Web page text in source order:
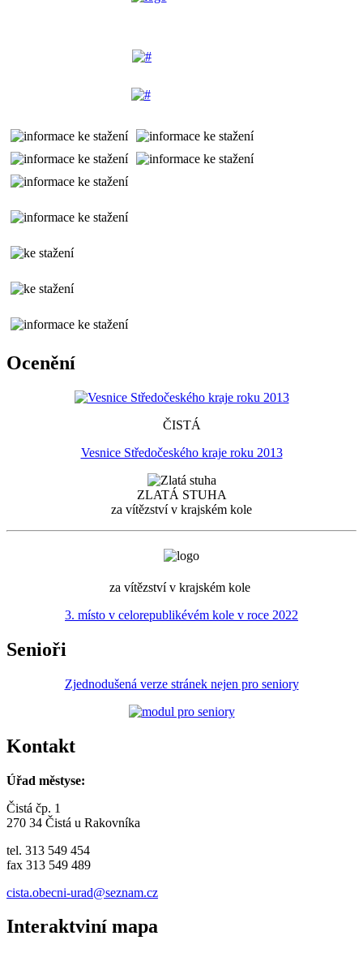
Ocenění
ČISTÁ
Vesnice Středočeského kraje roku 2013
ZLATÁ STUHA
za vítězství v krajském kole
za vítězství v krajském kole
3. místo v celorepublikévém kole v roce 2022
Senioři
Zjednodušená verze stránek nejen pro seniory
Kontakt
Úřad městyse:
Čistá čp. 1
270 34 Čistá u Rakovníka
tel. 313 549 454
fax 313 549 489
cista.obecni-urad@seznam.cz
Interaktviní mapa